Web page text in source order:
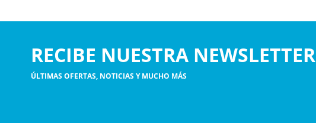
RECIBE NUESTRA NEWSLETTER
ÚLTIMAS OFERTAS, NOTICIAS Y MUCHO MÁS